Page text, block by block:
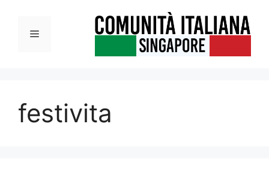
contenutoMenu
festivita